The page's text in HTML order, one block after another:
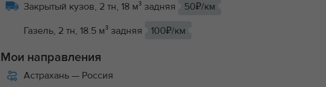
Закрытый кузов, 2 тн, 18 м³ задняя
50₽/км
Газель, 2 тн, 18.5 м³ задняя
100₽/км
Мои направления
Астрахань— Россия